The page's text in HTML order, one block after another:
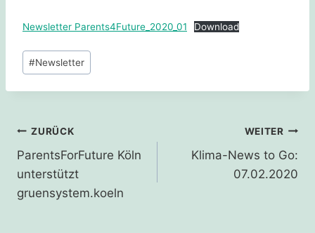
Newsletter Parents4Future_2020_01 Download
Schlagworte:
#Newsletter
Beitragsnavigation
ZURÜCK
ParentsForFuture Köln
unterstützt
gruensystem.koeln
WEITER
Klima-News to Go:
07.02.2020